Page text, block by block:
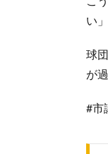
い」
球
が
#市